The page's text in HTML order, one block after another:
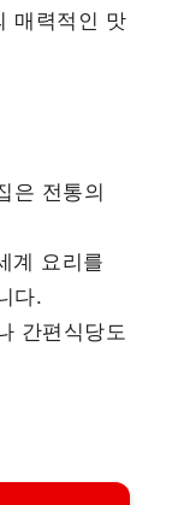
매력적인 맛
은 전통의
계 요리를
다.
간편식당도